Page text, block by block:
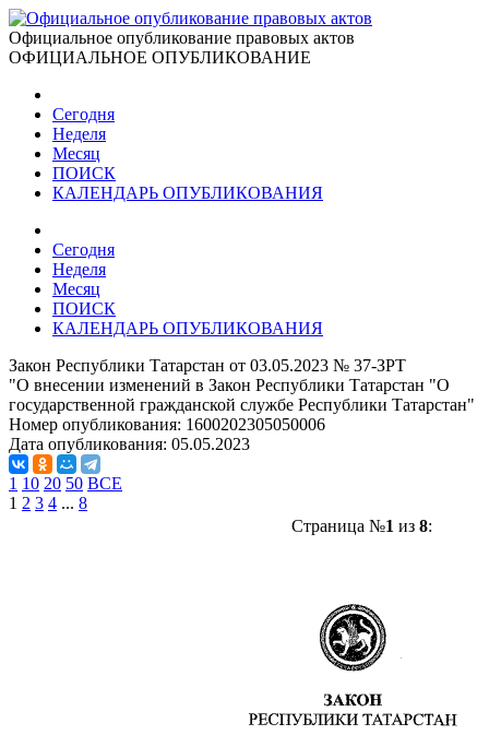
Официальное опубликование правовых актов
ОФИЦИАЛЬНОЕ ОПУБЛИКОВАНИЕ
Сегодня
Неделя
Месяц
ПОИСК
КАЛЕНДАРЬ ОПУБЛИКОВАНИЯ
Сегодня
Неделя
Месяц
ПОИСК
КАЛЕНДАРЬ ОПУБЛИКОВАНИЯ
Закон Республики Татарстан от 03.05.2023 № 37-ЗРТ
"О внесении изменений в Закон Республики Татарстан "О
государственной гражданской службе Республики Татарстан"
Номер опубликования: 1600202305050006
Дата опубликования: 05.05.2023
1 10 20 50 ВСЕ
1 2 3 4 ... 8
Страница №1 из 8: